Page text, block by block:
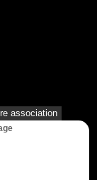
association